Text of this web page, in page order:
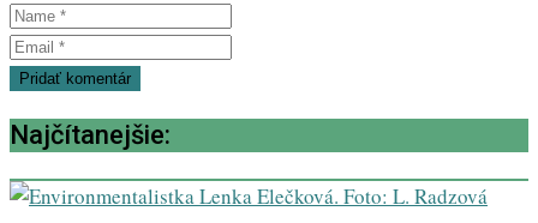
Najčítanejšie: